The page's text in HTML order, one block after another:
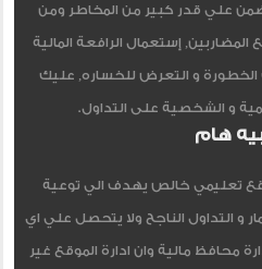
علي قدر كبير من المخاطر ومن
إستعمال الرافعة المالية
الخطورة و التعرض للخساره, عليك
و الشخصية على التداول.
هام
تعليمي خالص يهدف الي توعية
و التداول الناجح ولا يتحصل علي اي
محافظ مالية وان ادارة الموقع غير